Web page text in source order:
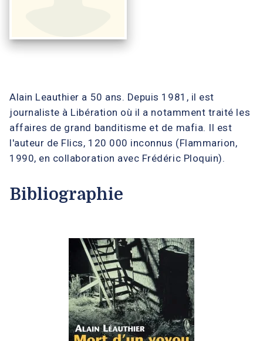
Alain Leauthier a 50 ans. Depuis 1981, il est
journaliste à Libération où il a notamment traité les
affaires de grand banditisme et de mafia. Il est
l'auteur de Flics, 120 000 inconnus (Flammarion,
1990, en collaboration avec Frédéric Ploquin).
Bibliographie